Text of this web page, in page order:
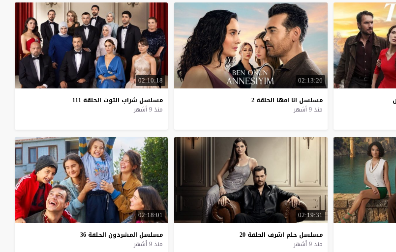
02:13:26
مسلسل انا امها الحلقة 2
منذ 9 أشهر
02:10:18
مسلسل شراب التوت الحلقة 111
منذ 9 أشهر
02:19:31
مسلسل حلم اشرف الحلقة 20
منذ 9 أشهر
02:18:01
مسلسل المشردون الحلقة 36
منذ 9 أشهر